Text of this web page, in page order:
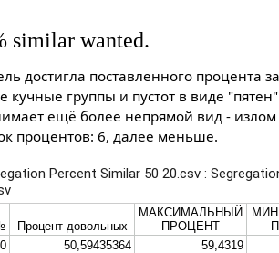
similar wanted.
достигла поставленного процента
кучные группы и пустот в виде
ещё более непрямой вид -
процентов: 6, далее меньше.